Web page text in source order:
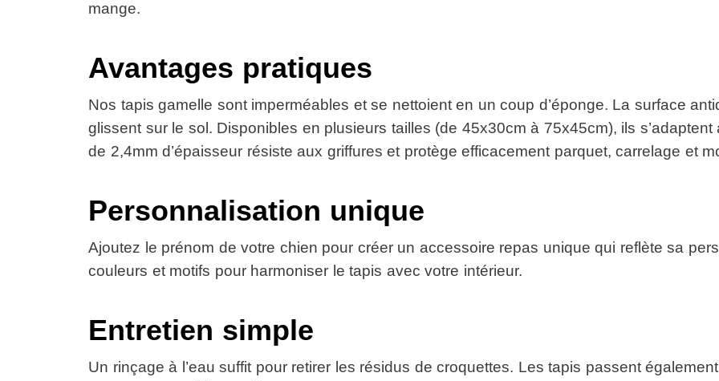
mange.
Avantages pratiques
Nos tapis gamelle sont imperméables et se nettoient en un coup d’éponge. La surface
glissent sur le sol. Disponibles en plusieurs tailles (de 45x30cm à 75x45cm), ils
de 2,4mm d’épaisseur résiste aux griffures et protège efficacement parquet, carrelage et
Personnalisation unique
Ajoutez le prénom de votre chien pour créer un accessoire repas unique qui reflète sa
couleurs et motifs pour harmoniser le tapis avec votre intérieur.
Entretien simple
Un rinçage à l’eau suffit pour retirer les résidus de croquettes. Les tapis passent